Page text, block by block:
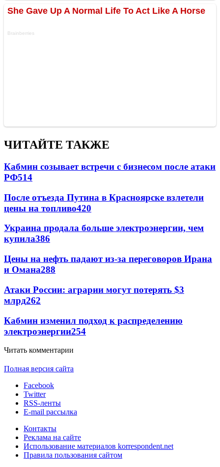
ЧИТАЙТЕ ТАКЖЕ
Кабмин созывает встречи с бизнесом после атаки
РФ514
После отъезда Путина в Красноярске взлетели
цены на топливо420
Украина продала больше электроэнергии, чем
купила386
Цены на нефть падают из-за переговоров Ирана
и Омана288
Атаки России: аграрии могут потерять $3
млрд262
Кабмин изменил подход к распределению
электроэнергии254
Читать комментарии
Полная версия сайта
Facebook
Twitter
RSS-ленты
E-mail рассылка
Контакты
Реклама на сайте
Использование материалов korrespondent.net
Правила пользования сайтом